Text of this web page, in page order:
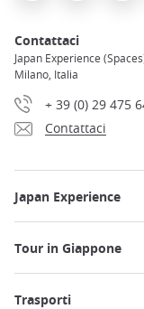
Contattaci
Japan Experience
Milano, Italia
+ 39 (0) 29 475
Contattaci
Japan Experience
Tour in Giappone
Trasporti